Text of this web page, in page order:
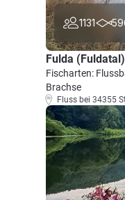
1131
Fulda (Fuldatal)
Fischarten:
Brachse
Fluss bei 34355